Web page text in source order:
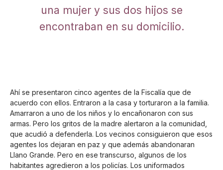
una mujer y sus dos hijos se
encontraban en su domicilio.
Ahí se presentaron cinco agentes de la Fiscalía que de
acuerdo con ellos. Entraron a la casa y torturaron a la familia.
Amarraron a uno de los niños y lo encañonaron con sus
armas. Pero los gritos de la madre alertaron a la comunidad,
que acudió a defenderla. Los vecinos consiguieron que esos
agentes los dejaran en paz y que además abandonaran
Llano Grande. Pero en ese transcurso, algunos de los
habitantes agredieron a los policías. Los uniformados